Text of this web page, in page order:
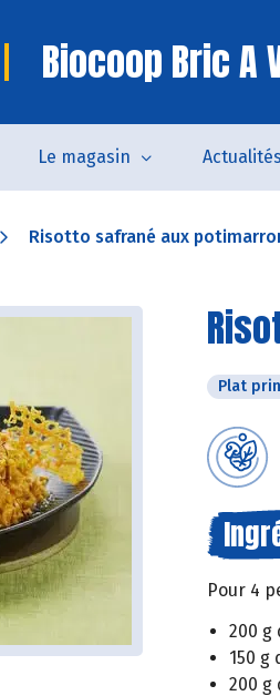
Biocoop Bric A
Le magasin Actualités
Risotto safrané aux
Plat
Pour 4
200 g
150 g
200 g